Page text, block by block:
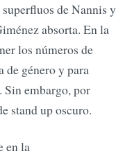
de Nannis y
absorta. En la
los números de
género y para
Sin embargo, por
stand up oscuro.
en la